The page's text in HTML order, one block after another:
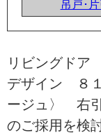
吊戸･片
リビングド
デザイン ８
ージュ〉 右
のご採用を検